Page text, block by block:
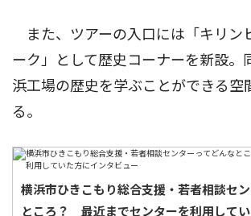
また、ツアーの入口には「キリン
ーク」として歴史コーナーを新設。
浜工場の歴史を学ぶことができる空
る。
横浜市ひきこもり総合支援・若者相談セ
ところ？ 最近までセンターを利用して